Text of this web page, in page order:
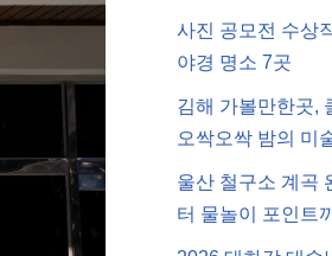
사진 공모전 수상
야경 명소 7곳
김해 가볼만한곳,
오싹오싹 밤의 미
울산 철구소 계곡
터 물놀이 포인트